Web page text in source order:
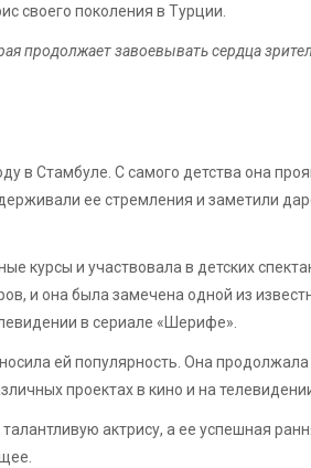
своего поколения в Турции.
продолжает завоевывать сердца
в Стамбуле. С самого детства она
ее стремления и заметили
курсы и участвовала в детских
и она была замечена одной из
в сериале «Шерифе».
ей популярность. Она продолжала
проектах в кино и на
актрису, а ее успешная